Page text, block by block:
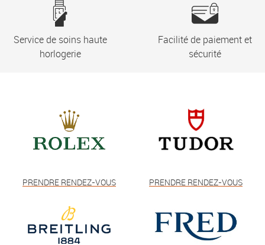
Service de soins haute
horlogerie
Facilité de paiement et
sécurité
PRENDRE RENDEZ-VOUS PRENDRE RENDEZ-VOUS